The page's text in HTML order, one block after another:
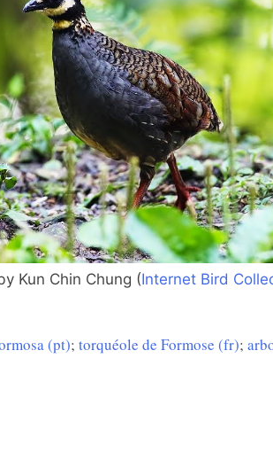
Kun Chin Chung (Internet Bird
(pt); torquéole de Formose (fr);